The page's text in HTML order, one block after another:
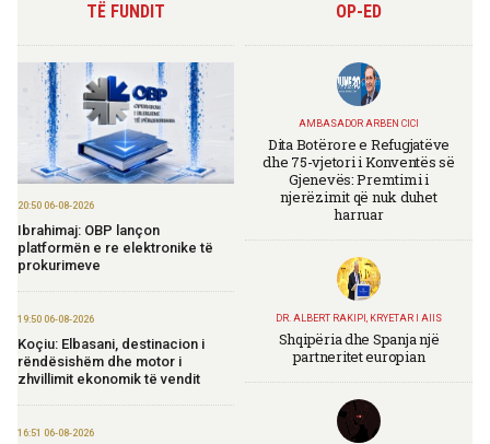
TË FUNDIT
20:50 06-08-2026
Ibrahimaj: OBP lançon
platformën e re elektronike të
prokurimeve
19:50 06-08-2026
Koçiu: Elbasani, destinacion i
rëndësishëm dhe motor i
zhvillimit ekonomik të vendit
16:51 06-08-2026
OP-ED
AMBASADOR ARBEN CICI
Dita Botërore e Refugjatëve
dhe 75-vjetori i Konventës së
Gjenevës: Premtimi i
njerëzimit që nuk duhet
harruar
DR. ALBERT RAKIPI, KRYETAR I AIIS
Shqipëria dhe Spanja një
partneritet europian